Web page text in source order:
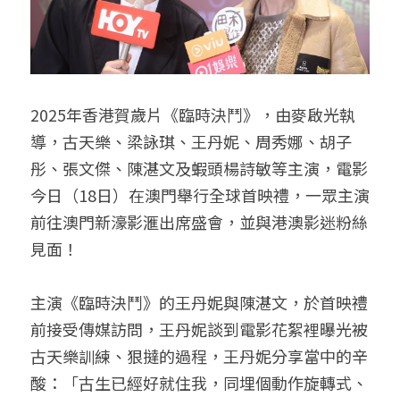
2025年香港賀歲片《臨時決鬥》，由麥啟光執
導，古天樂、梁詠琪、王丹妮、周秀娜、胡子
彤、張文傑、陳湛文及蝦頭楊詩敏等主演，電影
今日（18日）在澳門舉行全球首映禮，一眾主演
前往澳門新濠影滙出席盛會，並與港澳影迷粉絲
見面！
主演《臨時決鬥》的王丹妮與陳湛文，於首映禮
前接受傳媒訪問，王丹妮談到電影花絮裡曝光被
古天樂訓練、狠撻的過程，王丹妮分享當中的辛
酸：「古生已經好就住我，同埋個動作旋轉式、